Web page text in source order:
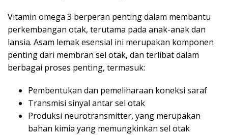
Vitamin omega 3 berperan penting dalam membantu
perkembangan otak, terutama pada anak-anak dan
lansia. Asam lemak esensial ini merupakan komponen
penting dari membran sel otak, dan terlibat dalam
berbagai proses penting, termasuk:
Pembentukan dan pemeliharaan koneksi saraf
Transmisi sinyal antar sel otak
Produksi neurotransmitter, yang merupakan
bahan kimia yang memungkinkan sel otak